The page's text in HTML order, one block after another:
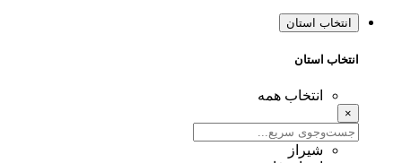
انتخاب استان
انتخاب استان
انتخاب همه
×
شیراز